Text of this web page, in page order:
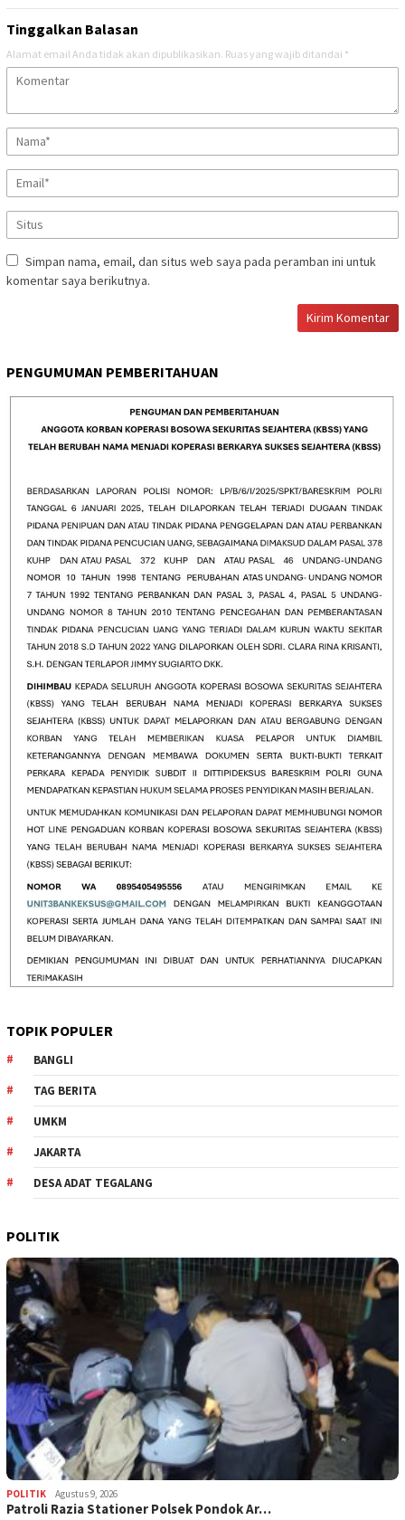
Tinggalkan Balasan
Alamat email Anda tidak akan dipublikasikan. Ruas yang wajib ditandai *
Simpan nama, email, dan situs web saya pada peramban ini untuk
komentar saya berikutnya.
PENGUMUMAN PEMBERITAHUAN
TOPIK POPULER
BANGLI
TAG BERITA
UMKM
JAKARTA
DESA ADAT TEGALANG
POLITIK
POLITIK Agustus 9, 2026
Patroli Razia Stationer Polsek Pondok Ar…